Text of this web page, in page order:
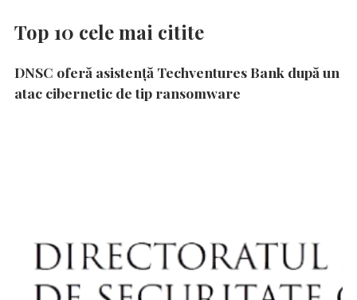
Top 10 cele mai citite
DNSC oferă asistență Techventures Bank după un
atac cibernetic de tip ransomware